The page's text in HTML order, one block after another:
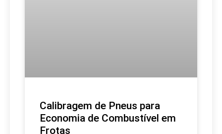
Calibragem de Pneus para
Economia de Combustível em
Frotas